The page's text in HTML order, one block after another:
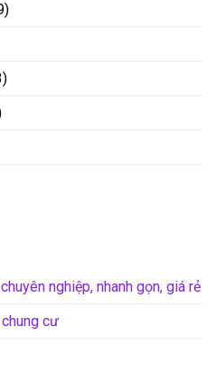
nghiệp, nhanh gọn, giá rẻ
cư